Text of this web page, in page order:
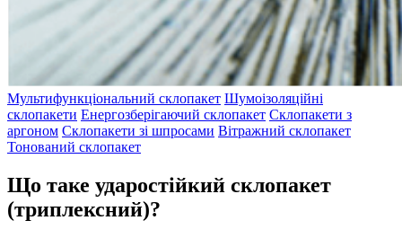
Мультифункціональний склопакет Шумоізоляційні
склопакети Енергозберігаючий склопакет Склопакети з
аргоном Склопакети зі шпросами Вітражний склопакет
Тонований склопакет
Що таке ударостійкий склопакет
(триплексний)?